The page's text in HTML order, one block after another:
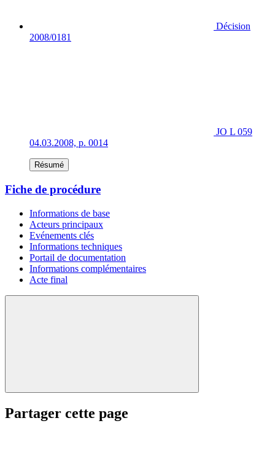
Décision
2008/0181
JO L 059
04.03.2008, p. 0014
Résumé
Fiche de procédure
Informations de base
Acteurs principaux
Evénements clés
Informations techniques
Portail de documentation
Informations complémentaires
Acte final
Partager cette page